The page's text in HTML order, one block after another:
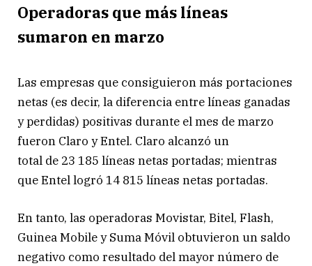
Operadoras que más líneas
sumaron en marzo
Las empresas que consiguieron más portaciones
netas (es decir, la diferencia entre líneas ganadas
y perdidas) positivas durante el mes de marzo
fueron Claro y Entel. Claro alcanzó un
total de 23 185 líneas netas portadas; mientras
que Entel logró 14 815 líneas netas portadas.
En tanto, las operadoras Movistar, Bitel, Flash,
Guinea Mobile y Suma Móvil obtuvieron un saldo
negativo como resultado del mayor número de